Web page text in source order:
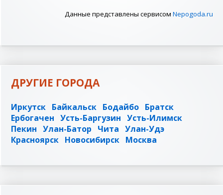
Данные представлены сервисом Nepogoda.ru
ДРУГИЕ ГОРОДА
Иркутск Байкальск Бодайбо Братск
Ербогачен Усть-Баргузин Усть-Илимск
Пекин Улан-Батор Чита Улан-Удэ
Красноярск Новосибирск Москва